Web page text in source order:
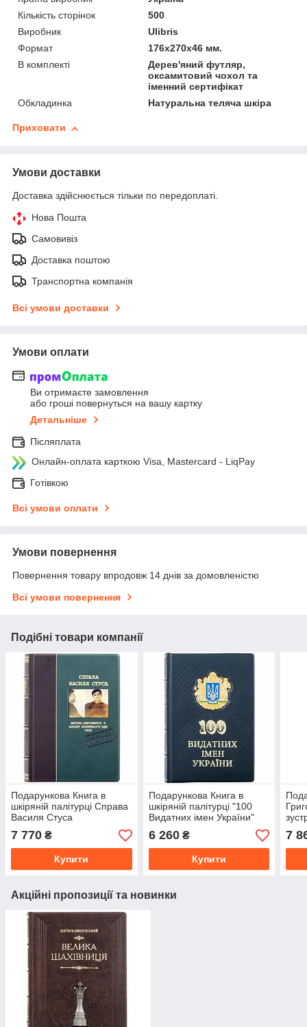
Кількість сторінок
500
Виробник
Ulibris
Формат
176x270х46 мм.
В комплекті
Дерев'яний футляр,
оксамитовий чохол та
іменний сертифікат
Обкладинка
Натуральна теляча шкіра
Приховати
Умови доставки
Доставка здійснюється тільки по передоплаті.
Нова Пошта
Самовивіз
Доставка поштою
Транспортна компанія
Всі умови доставки
Умови оплати
Ви отримаєте замовлення
або гроші повернуться на вашу картку
Детальніше
Післяплата
Онлайн-оплата карткою Visa, Mastercard - LiqPay
Готівкою
Всі умови оплати
Умови повернення
Повернення товару впродовж 14 днів за домовленістю
Всі умови повернення
Подібні товари компанії
Подарункова Книга в
шкіряній палітурці Справа
Василя Стуса
7 770 ₴
Купити
Подарункова Книга в
шкіряній палітурці "100
Видатних імен України"
6 260₴
Купити
7
Акційні пропозиції та новинки